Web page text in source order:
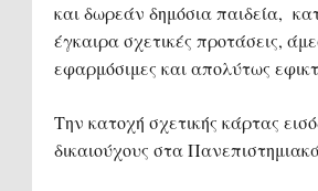
και δωρεάν δημόσια παιδεία,
έγκαιρα σχετικές προτάσεις,
εφαρμόσιμες και απολύτως
Την κατοχή σχετικής κάρτας
δικαιούχους στα